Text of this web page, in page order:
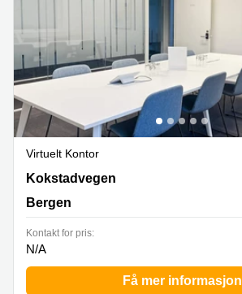
Virtuelt Kontor
Kokstadvegen 41,Første etasje, Bergen
Kokstadvegen
Bergen
Kontakt for pris:
N/A
Få mer informasjon